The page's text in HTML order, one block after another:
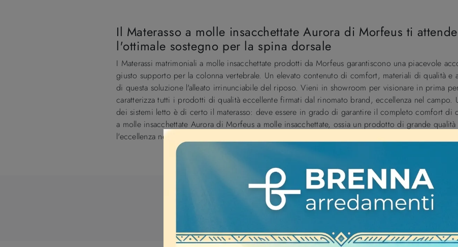
Il Materasso a molle insacchettate Aurora di Morfeus ti
l'ottimale sostegno per la spina dorsale
I Materassi matrimoniali a molle insacchettate prodotti da Morfeus garantiscono una piacevole
giusto supporto per la colonna vertebrale. Un elevato contenuto di comfort, materiali di qualità e
di questa soluzione l'alleato irrinunciabile del riposo. Vieni in showroom per visionare in prima
caratterizza tutti i prodotti di qualità eccellente firmati dal rinomato brand, eccellenza nel campo.
dei sistemi letto è di certo il materasso: deve essere in grado di garantire il completo comfort di
a molle insacchettate Aurora di Morfeus a molle insacchettate, ossia un prodotto di grande
l'eccellenza nel settore dei sistemi per dormire.
CARATTERISTICHE